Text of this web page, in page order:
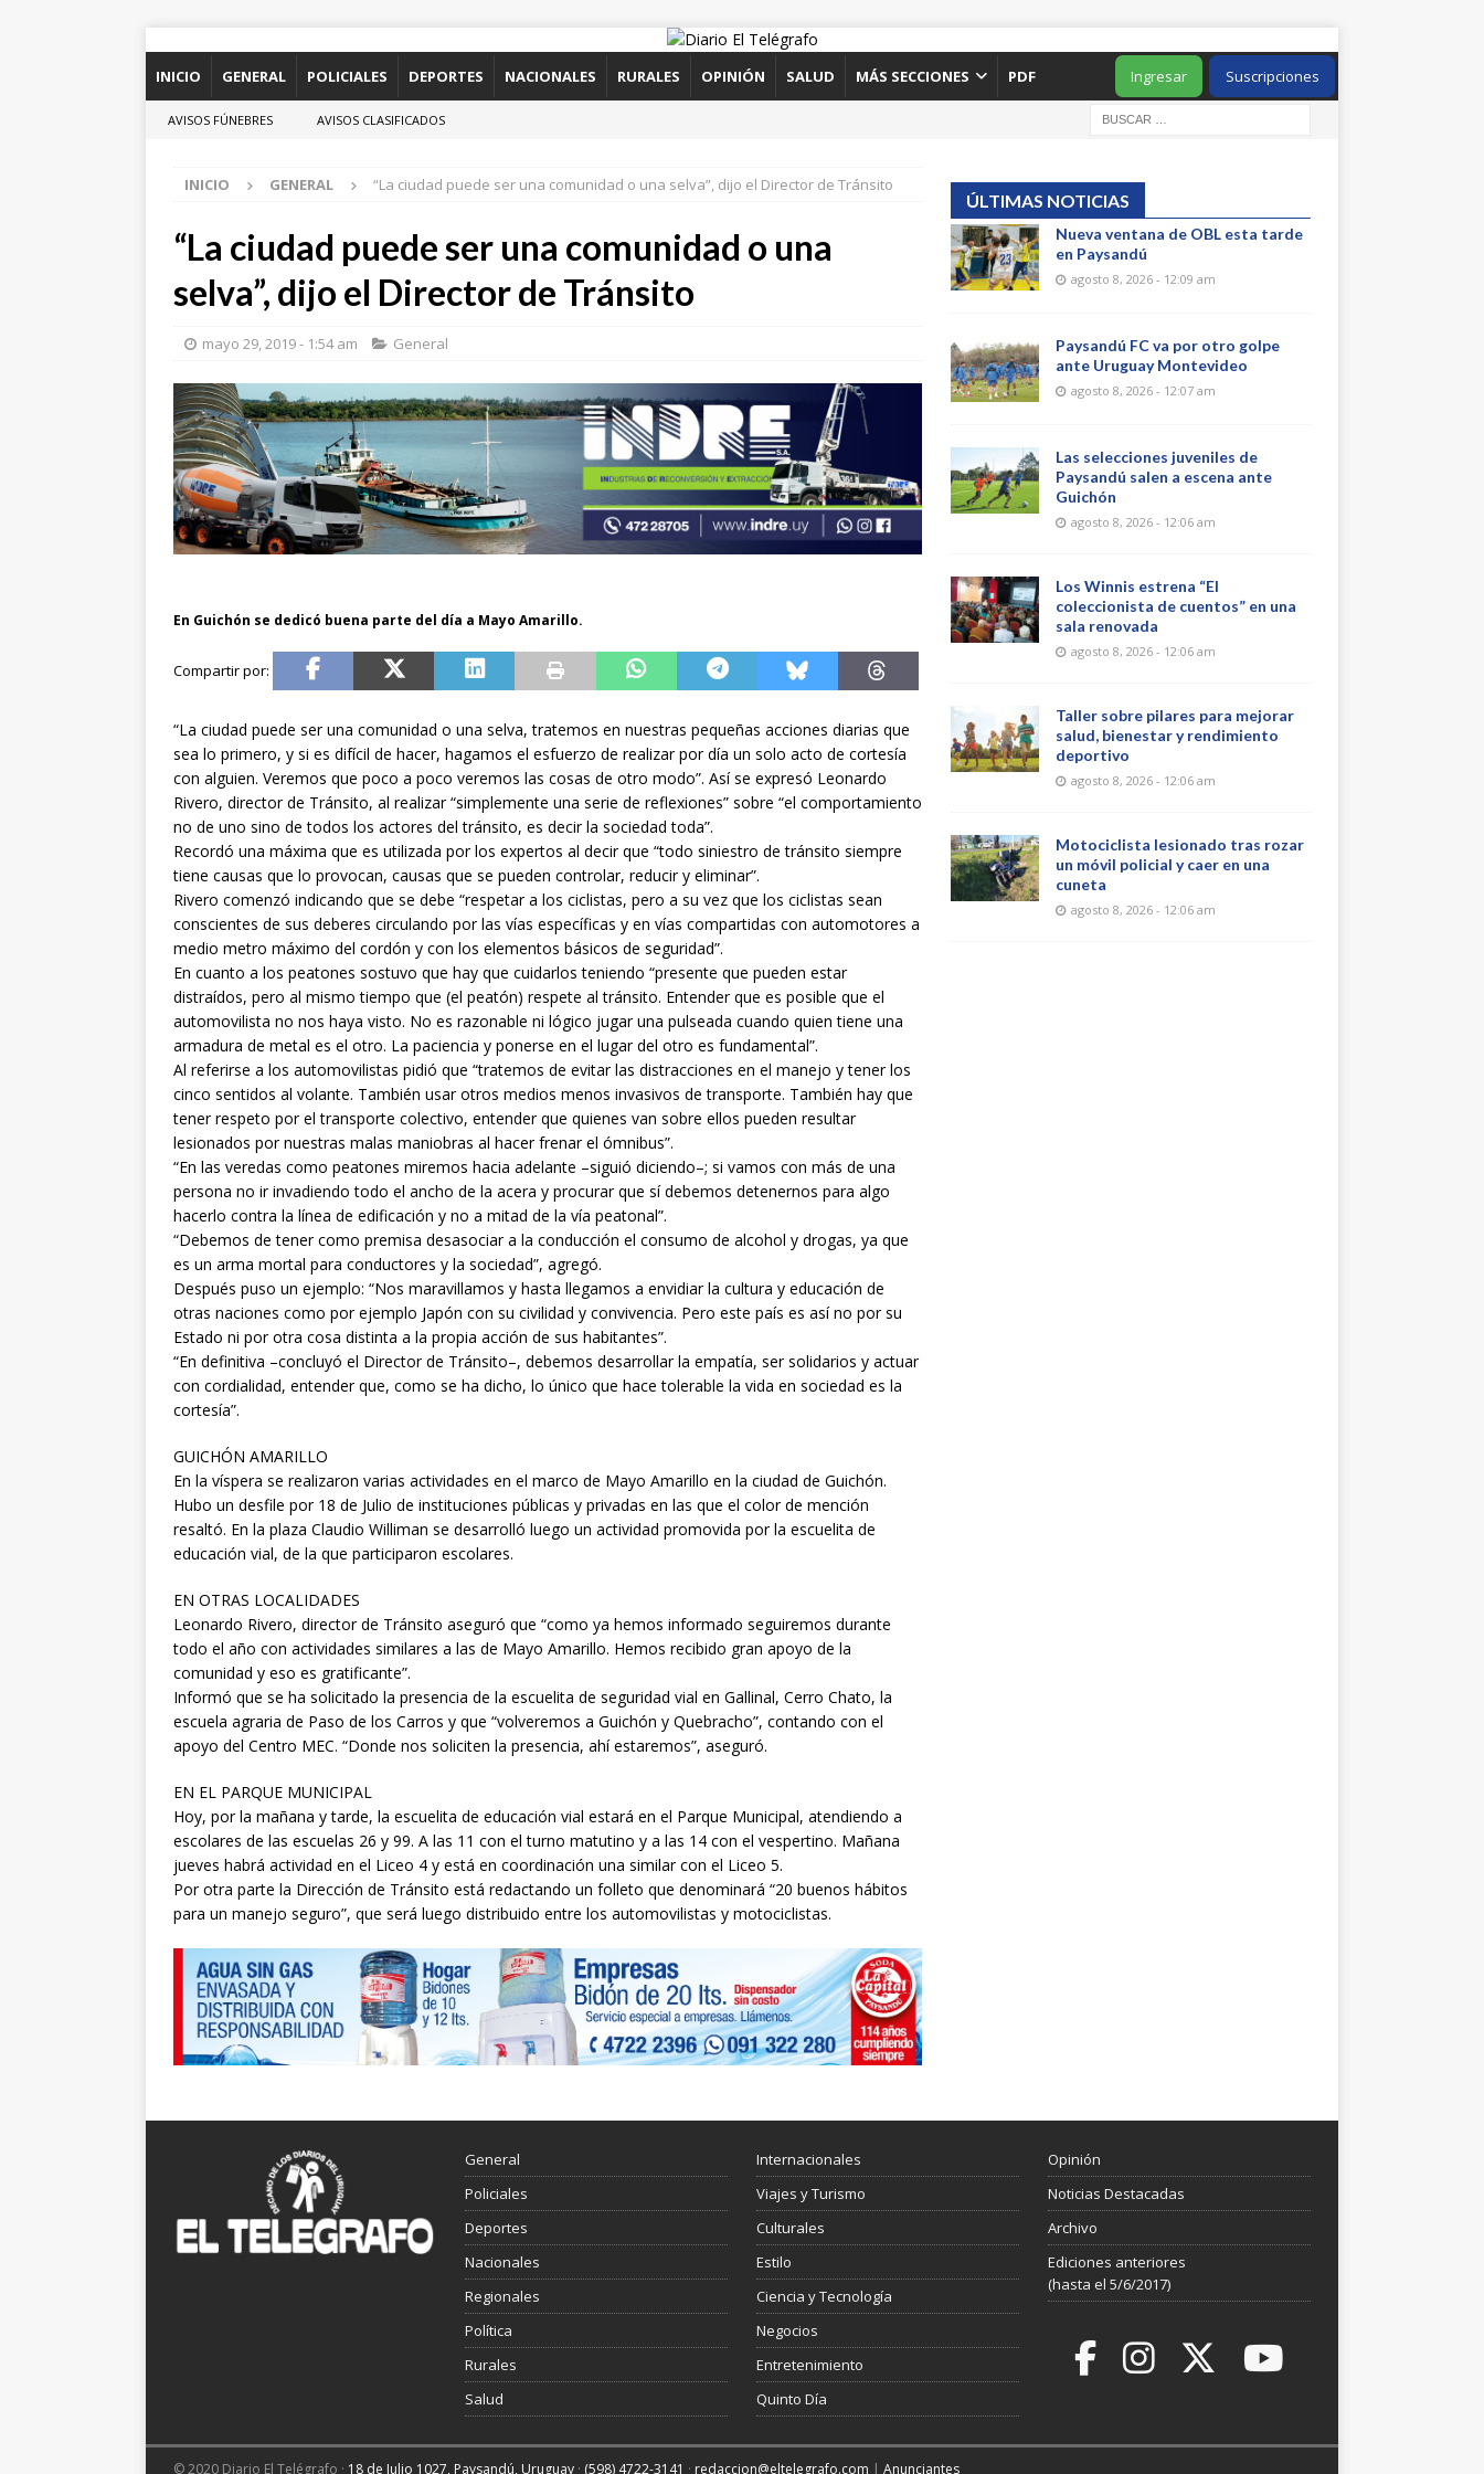
INICIO GENERAL POLICIALES DEPORTES NACIONALES RURALES OPINIÓN SALUD MÁS SECCIONES PDF Suscripciones
Ingresar
AVISOS FÚNEBRES AVISOS CLASIFICADOS
INICIO GENERAL “La ciudad puede ser una comunidad o una selva”, dijo el Director de Tránsito
“La ciudad puede ser una comunidad o una
selva”, dijo el Director de Tránsito
mayo 29, 2019 - 1:54 am General
En Guichón se dedicó buena parte del día a Mayo Amarillo.
“La ciudad puede ser una comunidad o una selva, tratemos en nuestras pequeñas acciones diarias que
sea lo primero, y si es difícil de hacer, hagamos el esfuerzo de realizar por día un solo acto de cortesía
con alguien. Veremos que poco a poco veremos las cosas de otro modo”. Así se expresó Leonardo
Rivero, director de Tránsito, al realizar “simplemente una serie de reflexiones” sobre “el comportamiento
no de uno sino de todos los actores del tránsito, es decir la sociedad toda”.
Recordó una máxima que es utilizada por los expertos al decir que “todo siniestro de tránsito siempre
tiene causas que lo provocan, causas que se pueden controlar, reducir y eliminar”.
Rivero comenzó indicando que se debe “respetar a los ciclistas, pero a su vez que los ciclistas sean
conscientes de sus deberes circulando por las vías específicas y en vías compartidas con automotores a
medio metro máximo del cordón y con los elementos básicos de seguridad”.
En cuanto a los peatones sostuvo que hay que cuidarlos teniendo “presente que pueden estar
distraídos, pero al mismo tiempo que (el peatón) respete al tránsito. Entender que es posible que el
automovilista no nos haya visto. No es razonable ni lógico jugar una pulseada cuando quien tiene una
armadura de metal es el otro. La paciencia y ponerse en el lugar del otro es fundamental”.
Al referirse a los automovilistas pidió que “tratemos de evitar las distracciones en el manejo y tener los
cinco sentidos al volante. También usar otros medios menos invasivos de transporte. También hay que
tener respeto por el transporte colectivo, entender que quienes van sobre ellos pueden resultar
lesionados por nuestras malas maniobras al hacer frenar el ómnibus”.
“En las veredas como peatones miremos hacia adelante –siguió diciendo–; si vamos con más de una
persona no ir invadiendo todo el ancho de la acera y procurar que sí debemos detenernos para algo
hacerlo contra la línea de edificación y no a mitad de la vía peatonal”.
“Debemos de tener como premisa desasociar a la conducción el consumo de alcohol y drogas, ya que
es un arma mortal para conductores y la sociedad”, agregó.
Después puso un ejemplo: “Nos maravillamos y hasta llegamos a envidiar la cultura y educación de
otras naciones como por ejemplo Japón con su civilidad y convivencia. Pero este país es así no por su
Estado ni por otra cosa distinta a la propia acción de sus habitantes”.
“En definitiva –concluyó el Director de Tránsito–, debemos desarrollar la empatía, ser solidarios y actuar
con cordialidad, entender que, como se ha dicho, lo único que hace tolerable la vida en sociedad es la
cortesía”.
GUICHÓN AMARILLO
En la víspera se realizaron varias actividades en el marco de Mayo Amarillo en la ciudad de Guichón.
Hubo un desfile por 18 de Julio de instituciones públicas y privadas en las que el color de mención
resaltó. En la plaza Claudio Williman se desarrolló luego un actividad promovida por la escuelita de
educación vial, de la que participaron escolares.
EN OTRAS LOCALIDADES
Leonardo Rivero, director de Tránsito aseguró que “como ya hemos informado seguiremos durante
todo el año con actividades similares a las de Mayo Amarillo. Hemos recibido gran apoyo de la
comunidad y eso es gratificante”.
Informó que se ha solicitado la presencia de la escuelita de seguridad vial en Gallinal, Cerro Chato, la
escuela agraria de Paso de los Carros y que “volveremos a Guichón y Quebracho”, contando con el
apoyo del Centro MEC. “Donde nos soliciten la presencia, ahí estaremos”, aseguró.
EN EL PARQUE MUNICIPAL
Hoy, por la mañana y tarde, la escuelita de educación vial estará en el Parque Municipal, atendiendo a
escolares de las escuelas 26 y 99. A las 11 con el turno matutino y a las 14 con el vespertino. Mañana
jueves habrá actividad en el Liceo 4 y está en coordinación una similar con el Liceo 5.
Por otra parte la Dirección de Tránsito está redactando un folleto que denominará “20 buenos hábitos
para un manejo seguro”, que será luego distribuido entre los automovilistas y motociclistas.
ÚLTIMAS NOTICIAS
Nueva ventana de OBL esta tarde
en Paysandú
agosto 8, 2026 - 12:09 am
Paysandú FC va por otro golpe
ante Uruguay Montevideo
agosto 8, 2026 - 12:07 am
Las selecciones juveniles de
Paysandú salen a escena ante
Guichón
agosto 8, 2026 - 12:06 am
Los Winnis estrena “El
coleccionista de cuentos” en una
sala renovada
agosto 8, 2026 - 12:06 am
Taller sobre pilares para mejorar
salud, bienestar y rendimiento
deportivo
agosto 8, 2026 - 12:06 am
Motociclista lesionado tras rozar
un móvil policial y caer en una
cuneta
agosto 8, 2026 - 12:06 am
General
Policiales
Deportes
Nacionales
Regionales
Política
Rurales
Salud
Internacionales
Viajes y Turismo
Culturales
Estilo
Ciencia y Tecnología
Negocios
Entretenimiento
Quinto Día
Opinión
Noticias Destacadas
Archivo
Ediciones anteriores
(hasta el 5/6/2017)
© 2020 Diario El Telégrafo · 18 de Julio 1027, Paysandú, Uruguay · (598) 4722-3141 · redaccion@eltelegrafo.com | Anunciantes